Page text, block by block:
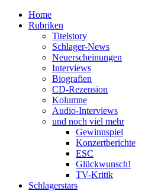
Home
Rubriken
Titelstory
Schlager-News
Neuerscheinungen
Interviews
Biografien
CD-Rezension
Kolumne
Audio-Interviews
und noch viel mehr
Gewinnspiel
Konzertberichte
ESC
Glückwunsch!
TV-Kritik
Schlagerstars